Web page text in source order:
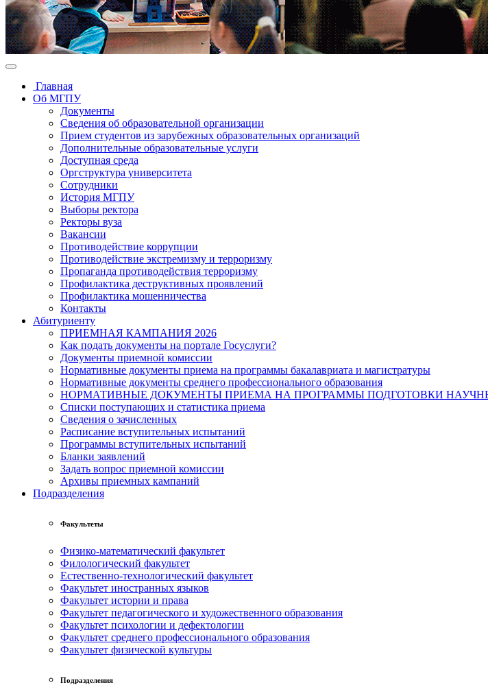
Главная
Об МГПУ
Документы
Сведения об образовательной организации
Прием студентов из зарубежных образовательных организаций
Дополнительные образовательные услуги
Доступная среда
Оргструктура университета
Сотрудники
История МГПУ
Выборы ректора
Ректоры вуза
Вакансии
Противодействие коррупции
Противодействие экстремизму и терроризму
Пропаганда противодействия терроризму
Профилактика деструктивных проявлений
Профилактика мошенничества
Контакты
Абитуриенту
ПРИЕМНАЯ КАМПАНИЯ 2026
Как подать документы на портале Госуслуги?
Документы приемной комиссии
Нормативные документы приема на программы бакалавриата и магистратуры
Нормативные документы среднего профессионального образования
НОРМАТИВНЫЕ ДОКУМЕНТЫ ПРИЕМА НА ПРОГРАММЫ ПОДГОТОВКИ
Списки поступающих и статистика приема
Сведения о зачисленных
Расписание вступительных испытаний
Программы вступительных испытаний
Бланки заявлений
Задать вопрос приемной комиссии
Архивы приемных кампаний
Подразделения
Факультеты
Физико-математический факультет
Филологический факультет
Естественно-технологический факультет
Факультет иностранных языков
Факультет истории и права
Факультет педагогического и художественного образования
Факультет психологии и дефектологии
Факультет среднего профессионального образования
Факультет физической культуры
Подразделения